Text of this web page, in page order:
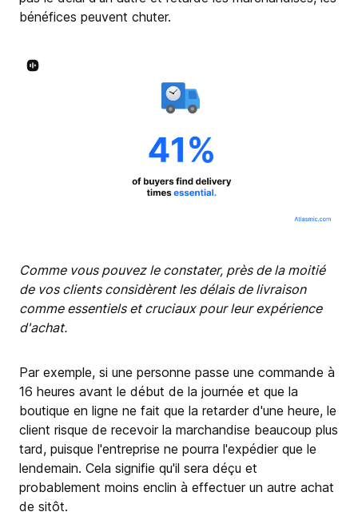
bénéfices peuvent chuter.
Comme vous pouvez le constater, près de la moitié
de vos clients considèrent les délais de livraison
comme essentiels et cruciaux pour leur expérience
d'achat.
Par exemple, si une personne passe une commande à
16 heures avant le début de la journée et que la
boutique en ligne ne fait que la retarder d'une heure, le
client risque de recevoir la marchandise beaucoup plus
tard, puisque l'entreprise ne pourra l'expédier que le
lendemain. Cela signifie qu'il sera déçu et
probablement moins enclin à effectuer un autre achat
de sitôt.